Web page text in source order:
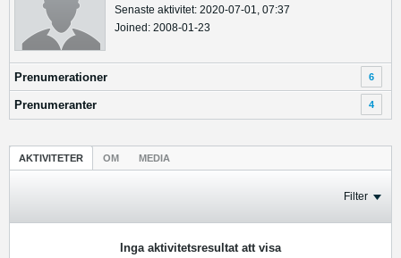
Senaste aktivitet: 2020-07-01, 07:37
Joined: 2008-01-23
Prenumerationer 6
Prenumeranter 4
AKTIVITETER OM MEDIA
Filter
Inga aktivitetsresultat att visa